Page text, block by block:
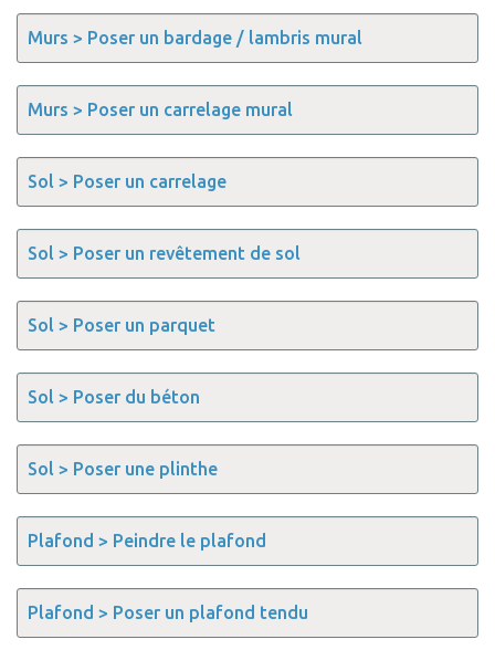
Murs > Poser un bardage / lambris mural
Murs > Poser un carrelage mural
Sol > Poser un carrelage
Sol > Poser un revêtement de sol
Sol > Poser un parquet
Sol > Poser du béton
Sol > Poser une plinthe
Plafond > Peindre le plafond
Plafond > Poser un plafond tendu